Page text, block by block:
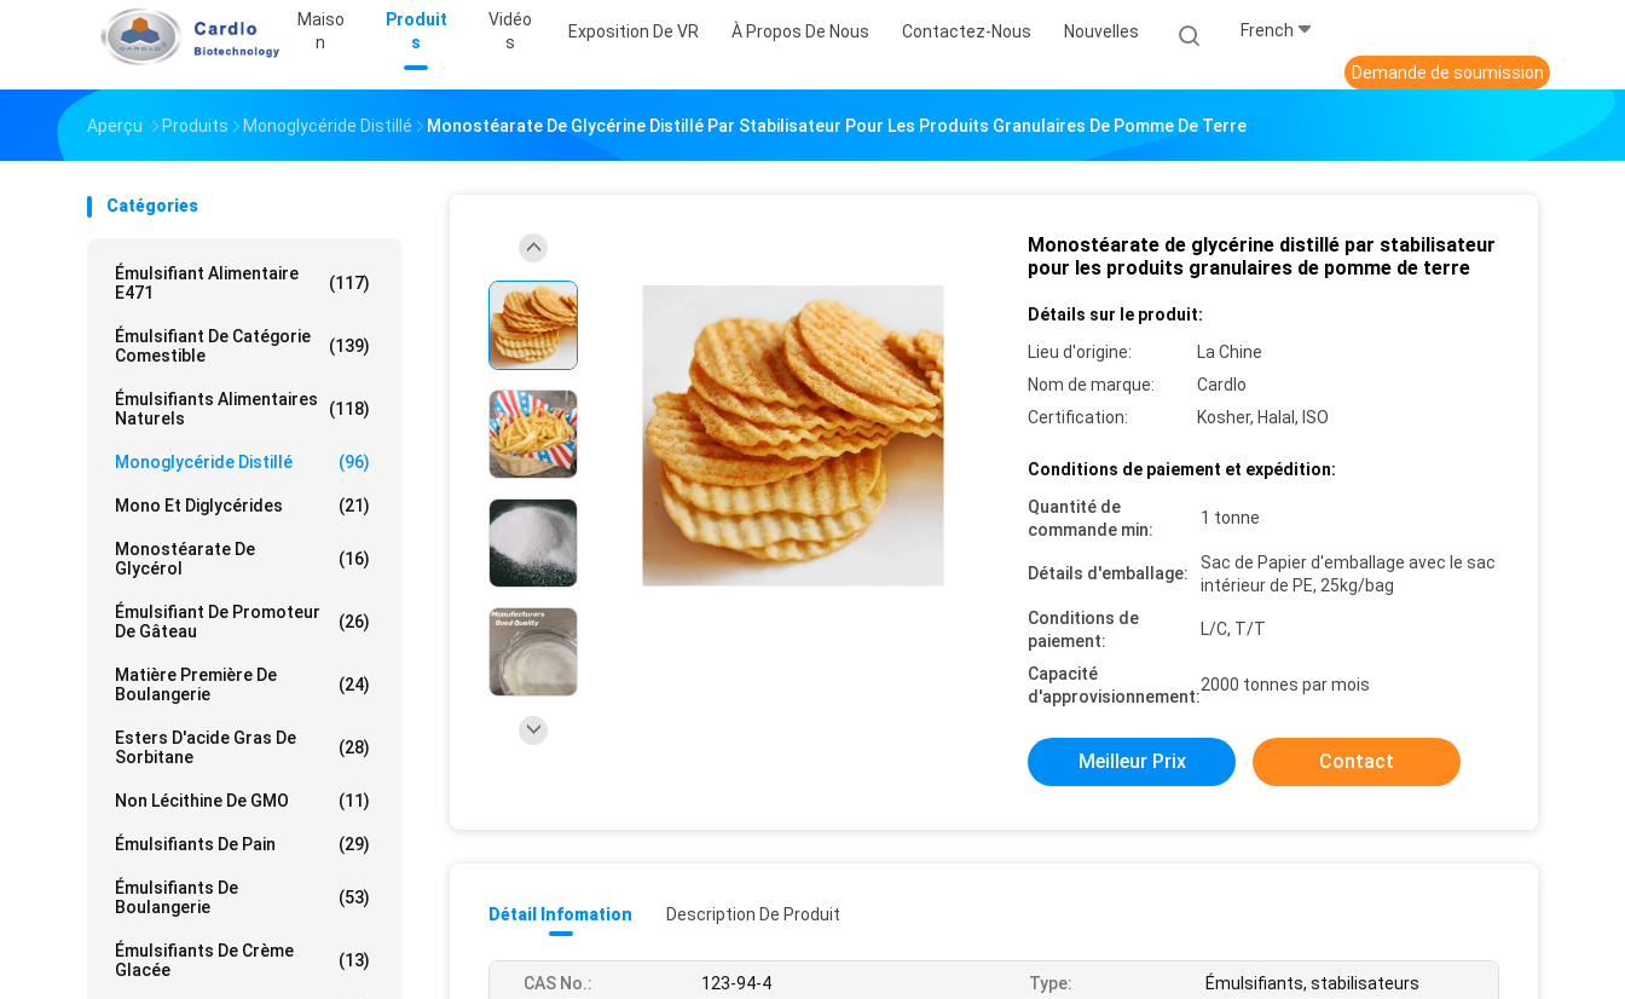
Maiso
N
Produit
S
Vidéo
S
Exposition De VR À Propos De Nous Contactez-Nous Nouvelles French
Demande de soumission
Aperçu Produits Monoglycéride Distillé Monostéarate De Glycérine Distillé Par Stabilisateur Pour Les Produits Granulaires De Pomme De Terre
Catégories
Émulsifiant Alimentaire
E471
(117)
Émulsifiant De Catégorie
Comestible
(139)
Émulsifiants Alimentaires
Naturels
(118)
Monoglycéride Distillé (96)
Mono Et Diglycérides (21)
Monostéarate De
Glycérol
(16)
Émulsifiant De Promoteur
De Gâteau
(26)
Matière Première De
Boulangerie
(24)
Esters D'acide Gras De
Sorbitane
(28)
Non Lécithine De GMO (11)
Émulsifiants De Pain (29)
Émulsifiants De
Boulangerie
(53)
Émulsifiants De Crème
Glacée
(13)
Monostéarate de glycérine distillé par stabilisateur
pour les produits granulaires de pomme de terre
Détails sur le produit:
Lieu d'origine:
La Chine
Nom de marque:
Cardlo
Certification:
Kosher, Halal, ISO
Conditions de paiement et expédition:
Quantité de
commande min:
1 tonne
Détails d'emballage:
Sac de Papier d'emballage avec le sac
intérieur de PE, 25kg/bag
Conditions de
paiement:
L/C, T/T
Capacité
d'approvisionnement:
2000 tonnes par mois
Meilleur Prix Contact
Détail Infomation Description De Produit
CAS No.: 123-94-4 Type: Émulsifiants, stabilisateurs